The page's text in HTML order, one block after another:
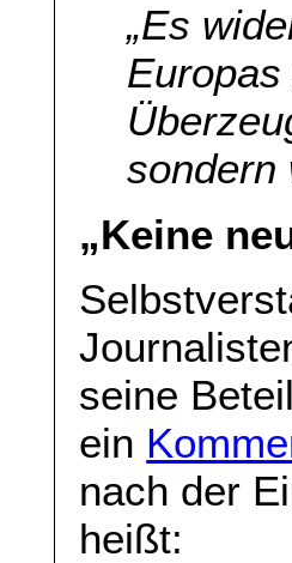
„Es
sondern
„Keine
seine
ein
nach der
heißt: